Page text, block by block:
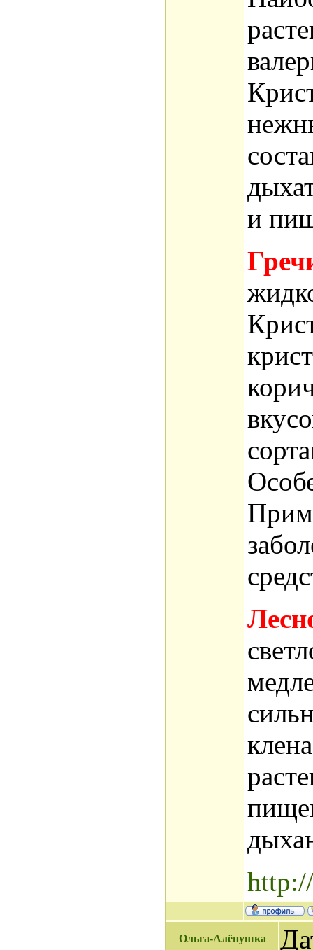
и
Ольга-Алёнушка